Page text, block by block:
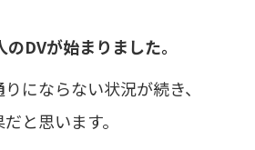
DVが始まりました。
にならない状況が続き、
と思います。